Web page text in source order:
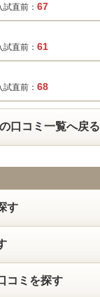
試直前： 67
試直前： 61
試直前： 68
口コミ一覧へ戻る
す
コミを探す